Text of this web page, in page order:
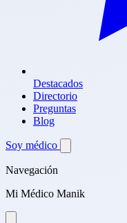
Destacados
Directorio
Preguntas
Blog
Soy médico
Navegación
Mi Médico Manik